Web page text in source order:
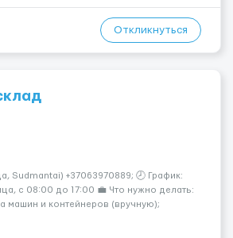
Откликнуться
Sudmantai) +37063970889; 🕗 График:
с 08:00 до 17:00 💼 Что нужно делать:
машин и контейнеров (вручную);
заведующего складом. ✅